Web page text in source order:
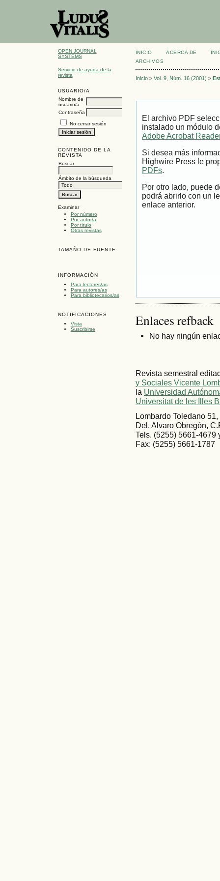
OPEN JOURNAL
SYSTEMS
Servicio de ayuda de la
revista
USUARIO/A
Nombre de
usuario/a
Contraseña
No cerrar sesión
CONTENIDO DE LA
REVISTA
Buscar
Ámbito de la búsqueda
Examinar
Por número
Por autor/a
Por título
Otras revistas
TAMAÑO DE FUENTE
INFORMACIÓN
Para lectores/as
Para autores/as
Para bibliotecarios/as
NOTIFICACIONES
Vista
Suscribirse
INICIO ACERCA DE
ARCHIVOS
Inicio> Vol. 9, Núm. 16 (2001) >
El archivo PDF
instalado un módulo
Adobe Acrobat
Si desea más
Highwire Press le
PDFs.
Por otro lado, puede
podrá abrirlo con un
enlace anterior.
Enlaces refback
No hay ningún
Revista semestral
y Sociales Vicente
la Universidad
Universitat de les Illes
Lombardo Toledano
Del. Alvaro Obregón,
Tels. (5255) 5661-4679
Fax: (5255) 5661-1787